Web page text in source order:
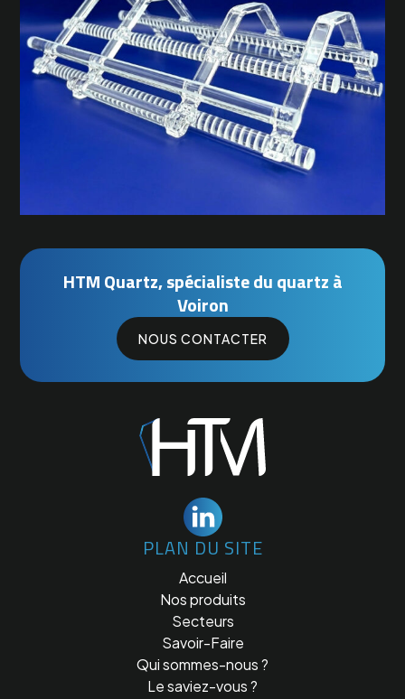
HTM Quartz, spécialiste du quartz à
Voiron
NOUS CONTACTER
PLAN DU SITE
Accueil
Nos produits
Secteurs
Savoir-Faire
Qui sommes-nous ?
Le saviez-vous ?